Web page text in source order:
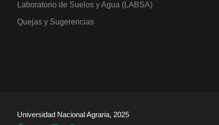
Laboratorio de Suelos y Agua (LABSA)
Quejas y Sugerencias
Universidad Nacional Agraria, 2025